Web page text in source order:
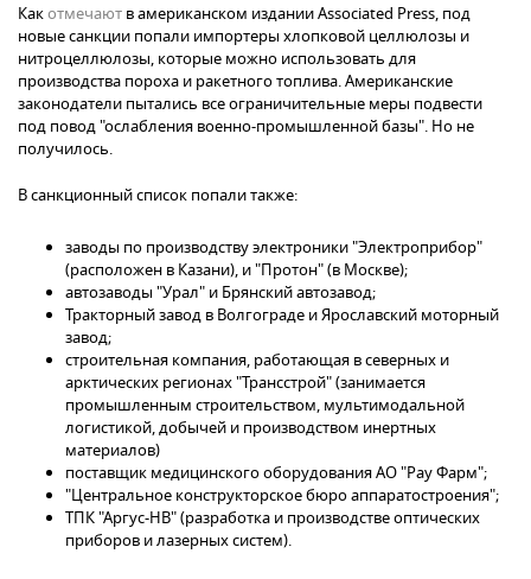
Какотмечают в американском издании Associated Press, под
новые санкции попали импортеры хлопковой целлюлозы и
нитроцеллюлозы, которые можно использовать для
производства пороха и ракетного топлива. Американские
законодатели пытались все ограничительные меры подвести
под повод "ослабления военно-промышленной базы". Но не
получилось.
В санкционный список попали также:
заводы по производству электроники "Электроприбор"
(расположен в Казани), и "Протон" (в Москве);
автозаводы "Урал" и Брянский автозавод;
Тракторный завод в Волгограде и Ярославский моторный
завод;
строительная компания, работающая в северных и
арктических регионах "Трансстрой" (занимается
промышленным строительством, мультимодальной
логистикой, добычей и производством инертных
материалов)
поставщик медицинского оборудования АО "Рау Фарм";
"Центральное конструкторское бюро аппаратостроения";
ТПК "Аргус-НВ" (разработка и производстве оптических
приборов и лазерных систем).